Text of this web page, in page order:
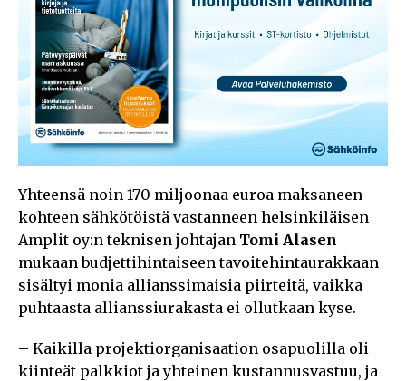
Yhteensä noin 170 miljoonaa euroa maksaneen
kohteen sähkötöistä vastanneen helsinkiläisen
Amplit oy:n teknisen johtajan Tomi Alasen
mukaan budjettihintaiseen tavoitehintaurakkaan
sisältyi monia allianssimaisia piirteitä, vaikka
puhtaasta allianssiurakasta ei ollutkaan kyse.
– Kaikilla projektiorganisaation osapuolilla oli
kiinteät palkkiot ja yhteinen kustannusvastuu, ja